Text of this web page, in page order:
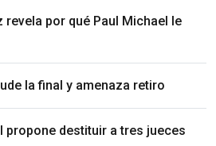
revela por qué Paul Michael le
la final y amenaza retiro
propone destituir a tres jueces